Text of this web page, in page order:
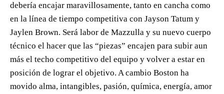
debería encajar maravillosamente, tanto en cancha como
en la línea de tiempo competitiva con Jayson Tatum y
Jaylen Brown. Será labor de Mazzulla y su nuevo cuerpo
técnico el hacer que las “piezas” encajen para subir aun
más el techo competitivo del equipo y volver a estar en
posición de lograr el objetivo. A cambio Boston ha
movido alma, intangibles, pasión, química, energía, amor